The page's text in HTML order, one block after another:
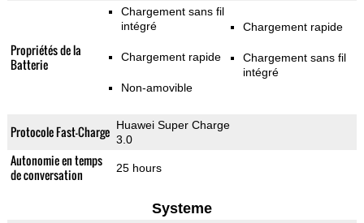
Propriétés de la
Batterie
Chargement sans fil
intégré
Chargement rapide
Non-amovible
Chargement rapide
Chargement sans fil
intégré
Protocole Fast-Charge Huawei Super Charge
3.0
Autonomie en temps
de conversation
25 hours
Systeme